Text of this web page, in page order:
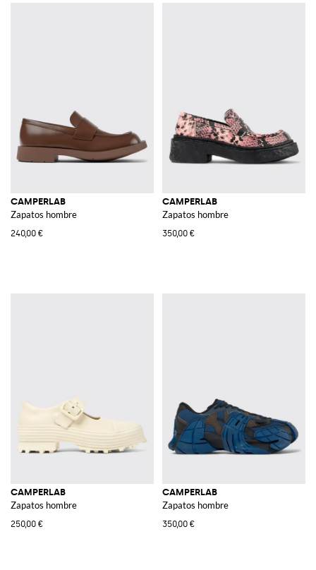
CAMPERLAB
Zapatos hombre
240,00 €
CAMPERLAB
Zapatos hombre
350,00 €
CAMPERLAB
Zapatos hombre
250,00 €
CAMPERLAB
Zapatos hombre
350,00 €